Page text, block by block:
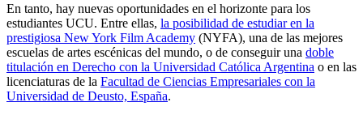
En tanto, hay nuevas oportunidades en el horizonte para los
estudiantes UCU. Entre ellas, la posibilidad de estudiar en la
prestigiosa New York Film Academy (NYFA), una de las mejores
escuelas de artes escénicas del mundo, o de conseguir una doble
titulación en Derecho con la Universidad Católica Argentina o en las
licenciaturas de la Facultad de Ciencias Empresariales con la
Universidad de Deusto, España.